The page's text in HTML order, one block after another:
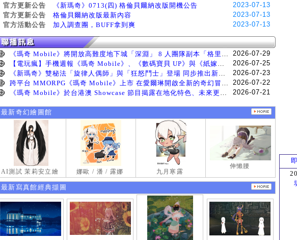
官方更新公告
《新瑪奇》0713(四) 格倫貝爾納改版開機公告
2023-07-13
官方更新公告
格倫貝爾納改版最新內容
2023-07-13
官方活動公告
加入調查團，BUFF拿到爽 2023-07-13
《瑪奇 Mobile》將開放高難度地下城「深淵」 8 人團隊副本「格里斯貝恩」將於 8 月 5 日登場
2026-07-29
【電玩瘋】手機週報《瑪奇 Mobile》、《數碼寶貝 UP》與《紙嫁衣 9 羅浮夢》等遊戲
2026-07-25
《新瑪奇》雙秘法「旋律人偶師」與「狂怒鬥士」登場 同步推出新系統「神秘工坊」
2026-07-23
跨平台 MMORPG《瑪奇 Mobile》上市 在愛爾琳開啟全新的奇幻冒險生活
2026-07-22
《瑪奇 Mobile》於台港澳 Showcase 節目揭露在地化特色、未來更新計畫等內容 首次公開台灣動畫
2026-07-21
最新奇幻繪圖館
AI測試 茉莉安立繪 娜歐 / 潘 / 露娜 九月寒露
伸懶腰
最新寫真館經典擷圖